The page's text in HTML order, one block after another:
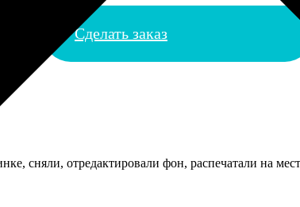
Сделать заказ
сняли, отредактировали фон, распечатали на